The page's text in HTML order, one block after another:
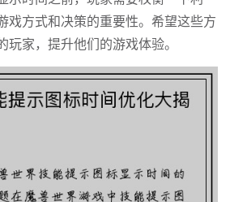
戏方式和决策的重要性。希望这些方
家，提升他们的游戏体验。